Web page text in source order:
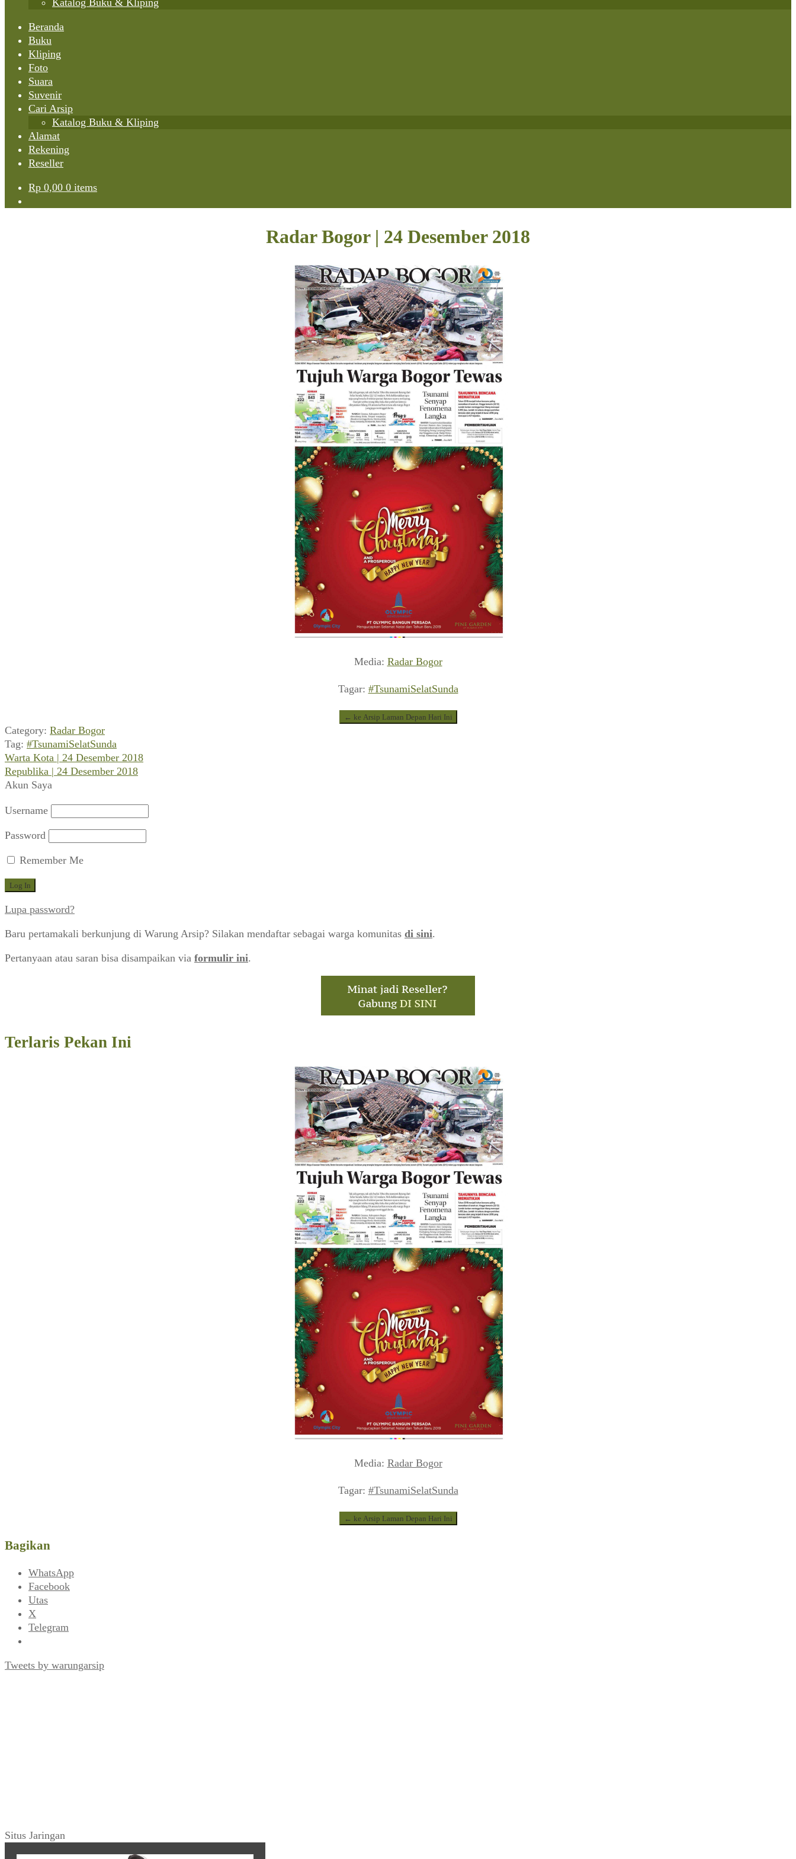
Katalog Buku & Kliping
Beranda
Buku
Kliping
Foto
Suara
Suvenir
Cari Arsip
Katalog Buku & Kliping
Alamat
Rekening
Reseller
Rp 0,00 0 items
Radar Bogor | 24 Desember 2018
Media: Radar Bogor
Tagar: #TsunamiSelatSunda
← ke Arsip Laman Depan Hari Ini
Category: Radar Bogor
Tag: #TsunamiSelatSunda
Navigasi
pos
Previous
post:
Warta Kota | 24 Desember 2018
Next
post:
Republika | 24 Desember 2018
Akun Saya
Username
Password
Remember Me
Lupa password?
Baru pertamakali berkunjung di Warung Arsip? Silakan mendaftar sebagai warga komunitas di sini.
Pertanyaan atau saran bisa disampaikan via formulir ini.
Terlaris Pekan Ini
Media: Radar Bogor
Tagar: #TsunamiSelatSunda
← ke Arsip Laman Depan Hari Ini
Bagikan
WhatsApp
Facebook
Utas
X
Telegram
Tweets by warungarsip
Situs Jaringan